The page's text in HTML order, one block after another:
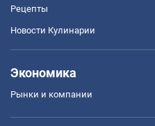
Рецепты
Новости Кулинарии
Экономика
Рынки и компании